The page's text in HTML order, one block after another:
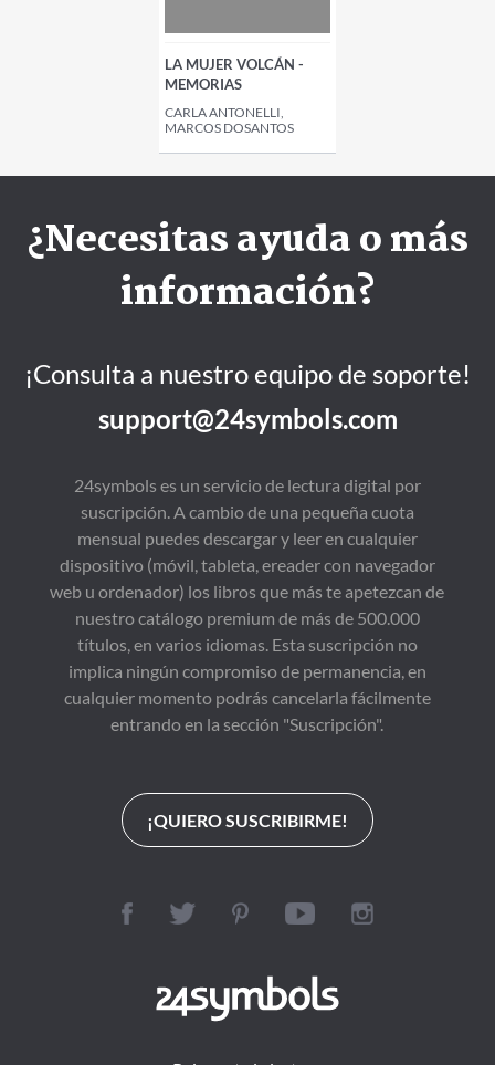
LA MUJER VOLCÁN -
MEMORIAS
CARLA ANTONELLI,
MARCOS DOSANTOS
¿Necesitas ayuda o más
información?
¡Consulta a nuestro equipo de soporte!
support@24symbols.com
24symbols es un servicio de lectura digital por
suscripción. A cambio de una pequeña cuota
mensual puedes descargar y leer en cualquier
dispositivo (móvil, tableta, ereader con navegador
web u ordenador) los libros que más te apetezcan de
nuestro catálogo premium de más de 500.000
títulos, en varios idiomas. Esta suscripción no
implica ningún compromiso de permanencia, en
cualquier momento podrás cancelarla fácilmente
entrando en la sección "Suscripción".
¡QUIERO SUSCRIBIRME!